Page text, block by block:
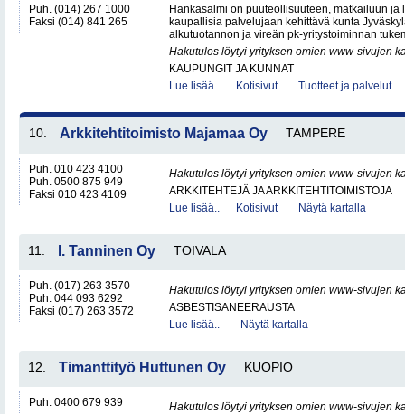
Puh. (014) 267 1000
Faksi (014) 841 265
Hankasalmi on puuteollisuuteen, matkailuun ja
kaupallisia palvelujaan kehittävä kunta
alkutuotannon ja vireän pk-yritystoiminnan
Hakutulos löytyi yrityksen omien www-sivujen
KAUPUNGIT JA KUNNAT
Lue lisää..
Kotisivut Tuotteet ja palvelut
10. Arkkitehtitoimisto Majamaa Oy TAMPERE
Puh. 010 423 4100
Puh. 0500 875 949
Faksi 010 423 4109
Hakutulos löytyi yrityksen omien www-sivujen
ARKKITEHTEJÄ JA ARKKITEHTITOIMISTOJA
Lue lisää..
Kotisivut Näytä kartalla
11. I. Tanninen Oy TOIVALA
Puh. (017) 263 3570
Puh. 044 093 6292
Faksi (017) 263 3572
Hakutulos löytyi yrityksen omien www-sivujen
ASBESTISANEERAUSTA
Lue lisää..
Näytä kartalla
12. Timanttityö Huttunen Oy KUOPIO
Puh. 0400 679 939
Hakutulos löytyi yrityksen omien www-sivujen